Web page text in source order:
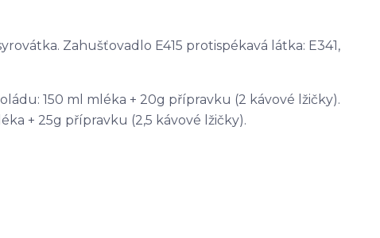
Zahušťovadlo E415 protispékavá látka: E341,
150 ml mléka + 20g přípravku (2 kávové lžičky).
+ 25g přípravku (2,5 kávové lžičky).